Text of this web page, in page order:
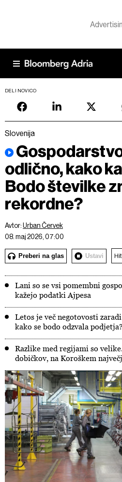
DELI NOVICO
Slovenija
odlično, kako
Bodo številke
rekordne?
Avtor:Urban Červek
08. maj 2026, 07:00
Preberi na glas Ustavi
Lani so se vsi pomembni
kažejo podatki Ajpesa
Letos je več negotovosti
kako se bodo odzvala podjetja?
Razlike med regijami so
dobičkov, na Koroškem